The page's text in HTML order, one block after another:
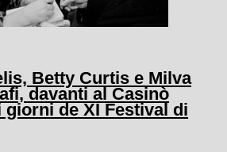
Betty Curtis e Milva
davanti al Casinò
de XI Festival di